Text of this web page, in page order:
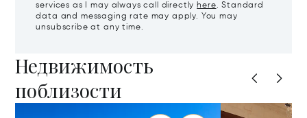
services as I may always call directly here. Standard
data and messaging rate may apply. You may
unsubscribe at any time.
Недвижимость
поблизости